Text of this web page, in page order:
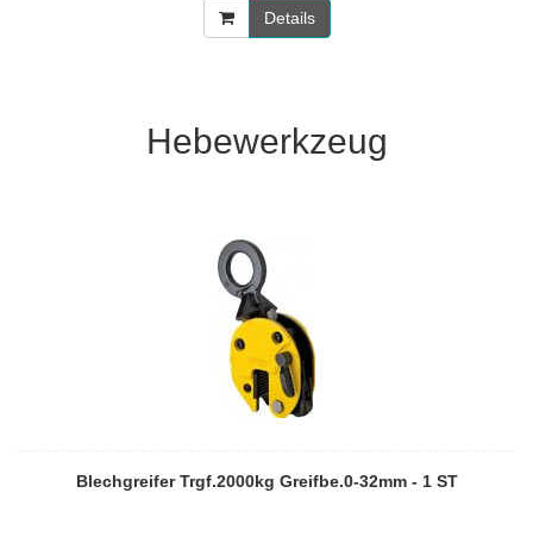
Details
Hebewerkzeug
Blechgreifer Trgf.2000kg Greifbe.0-32mm - 1 ST